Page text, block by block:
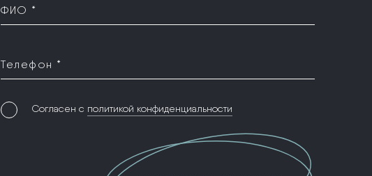
ФИО *
Телефон *
Согласен с политикой конфиденциальности